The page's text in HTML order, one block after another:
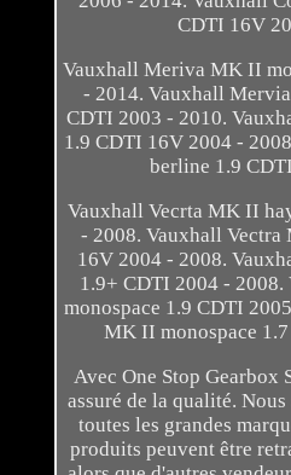
CDTI 16V
Vauxhall Meriva MK II
- 2014. Vauxhall
CDTI 2003 - 2010.
1.9 CDTI 16V 2004 -
berline 1.9
Vauxhall Vecrta MK II
- 2008. Vauxhall
16V 2004 - 2008.
1.9+ CDTI 2004 -
monospace 1.9 CDTI
MK II monospace
Avec One Stop Gearbox
assuré de la qualité.
toutes les grandes
produits peuvent être